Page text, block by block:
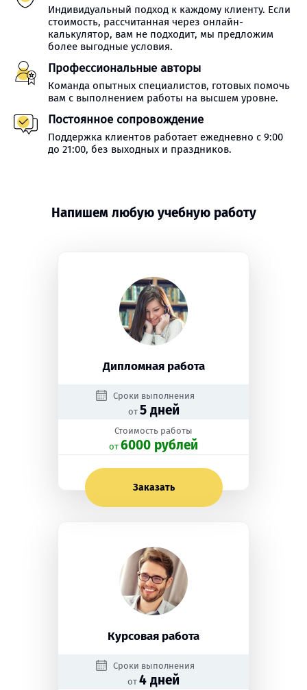
Индивидуальный подход к каждому клиенту. Если
стоимость, рассчитанная через онлайн-
калькулятор, вам не подходит, мы предложим
более выгодные условия.
Профессиональные авторы
Команда опытных специалистов, готовых помочь
вам с выполнением работы на высшем уровне.
Постоянное сопровождение
Поддержка клиентов работает ежедневно с 9:00
до 21:00, без выходных и праздников.
Напишем любую учебную работу
Дипломная работа
Сроки выполнения
от 5 дней
Стоимость работы
oт 6000 рублей
Заказать
Курсовая работа
Сроки выполнения
от 4 дней